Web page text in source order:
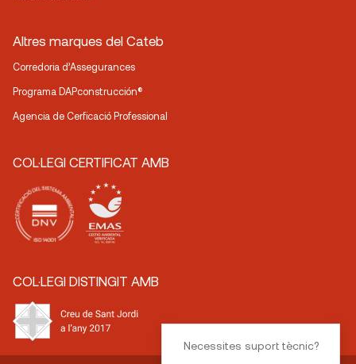
Altres marques del Cateb
Corredoria d’Assegurances
Programa DAPconstrucción®
Agencia de Cerficació Professional
COL·LEGI CERTIFICAT AMB
COL·LEGI DISTINGIT AMB
Necessites suport tècnic?